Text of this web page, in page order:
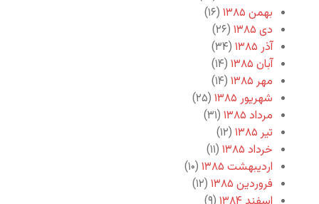
بهمن ۱۳۸۵
(۱۶)
دی ۱۳۸۵
(۲۶)
آذر ۱۳۸۵
(۳۴)
آبان ۱۳۸۵
(۱۴)
مهر ۱۳۸۵
(۱۴)
شهریور ۱۳۸۵
(۲۵)
مرداد ۱۳۸۵
(۳۱)
تیر ۱۳۸۵
(۱۲)
خرداد ۱۳۸۵
(۱۱)
اردیبهشت ۱۳۸۵
(۱۰)
فروردین ۱۳۸۵
(۱۲)